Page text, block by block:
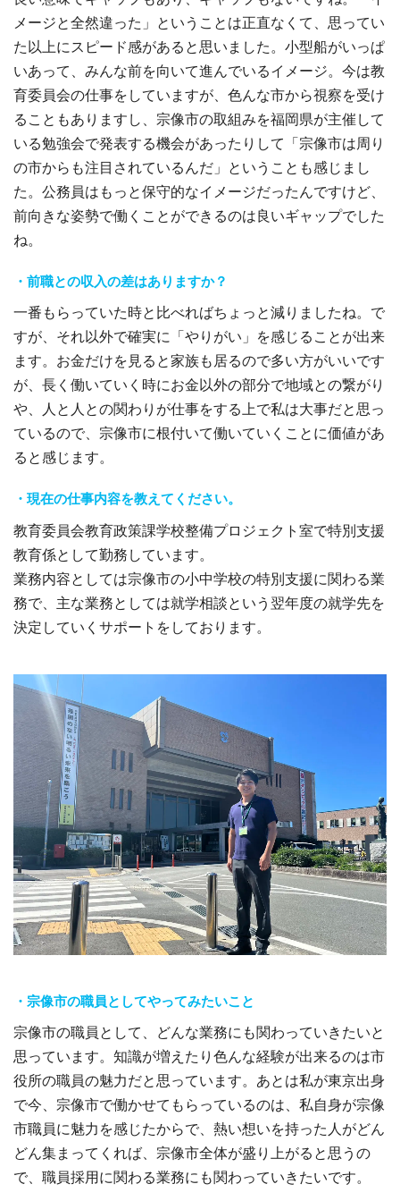
メージと全然違った」ということは正直なくて、思ってい
た以上にスピード感があると思いました。小型船がいっぱ
いあって、みんな前を向いて進んでいるイメージ。今は教
育委員会の仕事をしていますが、色んな市から視察を受け
ることもありますし、宗像市の取組みを福岡県が主催して
いる勉強会で発表する機会があったりして「宗像市は周り
の市からも注目されているんだ」ということも感じまし
た。公務員はもっと保守的なイメージだったんですけど、
前向きな姿勢で働くことができるのは良いギャップでした
ね。
・前職との収入の差はありますか？
一番もらっていた時と比べればちょっと減りましたね。で
すが、それ以外で確実に「やりがい」を感じることが出来
ます。お金だけを見ると家族も居るので多い方がいいです
が、長く働いていく時にお金以外の部分で地域との繋がり
や、人と人との関わりが仕事をする上で私は大事だと思っ
ているので、宗像市に根付いて働いていくことに価値があ
ると感じます。
・現在の仕事内容を教えてください。
教育委員会教育政策課学校整備プロジェクト室で特別支援
教育係として勤務しています。
業務内容としては宗像市の小中学校の特別支援に関わる業
務で、主な業務としては就学相談という翌年度の就学先を
決定していくサポートをしております。
・宗像市の職員としてやってみたいこと
宗像市の職員として、どんな業務にも関わっていきたいと
思っています。知識が増えたり色んな経験が出来るのは市
役所の職員の魅力だと思っています。あとは私が東京出身
で今、宗像市で働かせてもらっているのは、私自身が宗像
市職員に魅力を感じたからで、熱い想いを持った人がどん
どん集まってくれば、宗像市全体が盛り上がると思うの
で、職員採用に関わる業務にも関わっていきたいです。